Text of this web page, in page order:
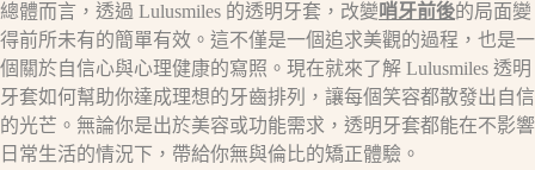
總體而言，透過 Lulusmiles 的透明牙套，改變 哨牙前後的局面變
得前所未有的簡單有效。這不僅是一個追求美觀的過程，也是一
個關於自信心與心理健康的寫照。現在就來了解 Lulusmiles 透明
牙套如何幫助你達成理想的牙齒排列，讓每個笑容都散發出自信
的光芒。無論你是出於美容或功能需求，透明牙套都能在不影響
日常生活的情況下，帶給你無與倫比的矯正體驗。